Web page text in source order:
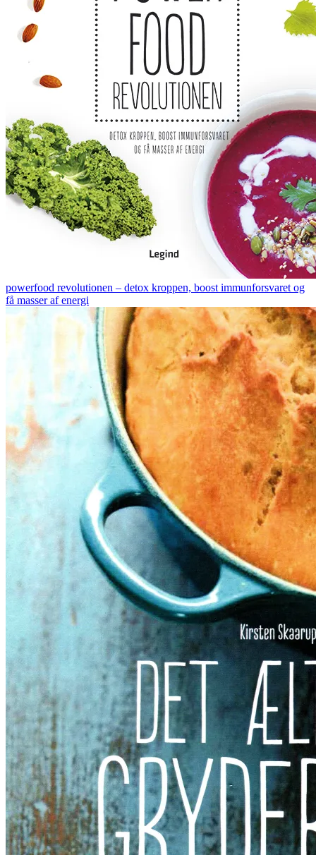
powerfood revolutionen – detox kroppen, boost immunforsvaret og
få masser af energi